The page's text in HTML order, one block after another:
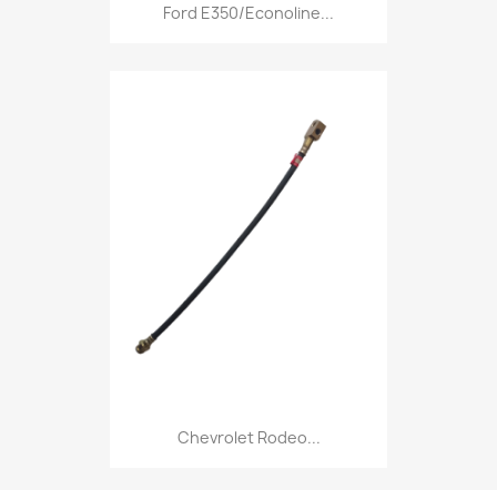
Ford E350/Econoline...
Chevrolet Rodeo...